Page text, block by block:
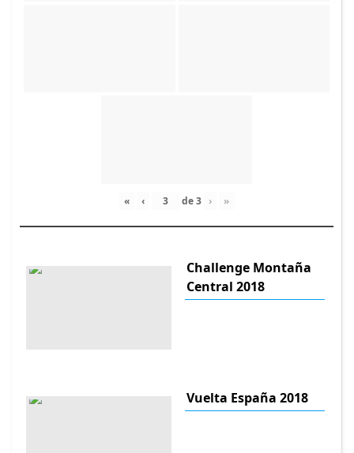
« ‹ de3 › »
Challenge Montaña
Central 2018
Vuelta España 2018